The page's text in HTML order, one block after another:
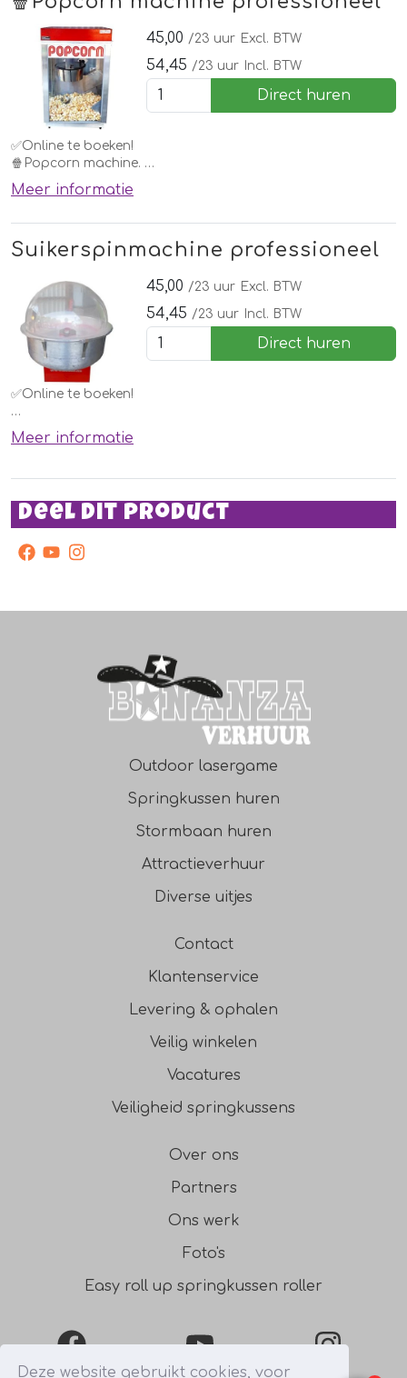
Deze website gebruikt cookies, voor
45,00 /23 uur Excl. BTW
54,45 /23 uur Incl. BTW
Direct huren
✅Online te boeken!
🍿Popcorn machine.
Elk kind wil deze wel thuis hebben. Huur deze eenvoudig bij
Meer informatie
Suikerspinmachine professioneel
45,00 /23 uur Excl. BTW
54,45 /23 uur Incl. BTW
Direct huren
✅Online te boeken!
Een suikerspin machine. Elk kind wil deze wel thuis hebben.
Huur deze eenvoudig bij een springkussen of andere
Vergeet de ingrediënten niet te bestellen!
Meer informatie
Deel dit product
facebook
youtube
instagram
Outdoor lasergame
Springkussen huren
Stormbaan huren
Attractieverhuur
Diverse uitjes
Contact
Klantenservice
Levering & ophalen
Veilig winkelen
Vacatures
Veiligheid springkussens
Over ons
Partners
Ons werk
Foto's
Easy roll up springkussen roller